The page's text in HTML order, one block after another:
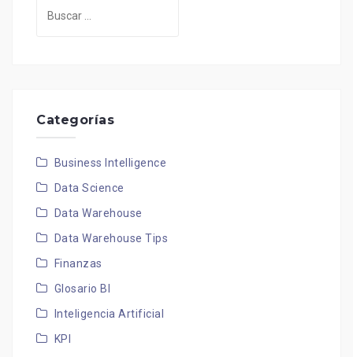
Categorías
Business Intelligence
Data Science
Data Warehouse
Data Warehouse Tips
Finanzas
Glosario BI
Inteligencia Artificial
KPI